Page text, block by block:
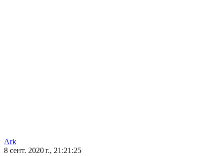
Ark
8 сент. 2020 г., 21:21:25